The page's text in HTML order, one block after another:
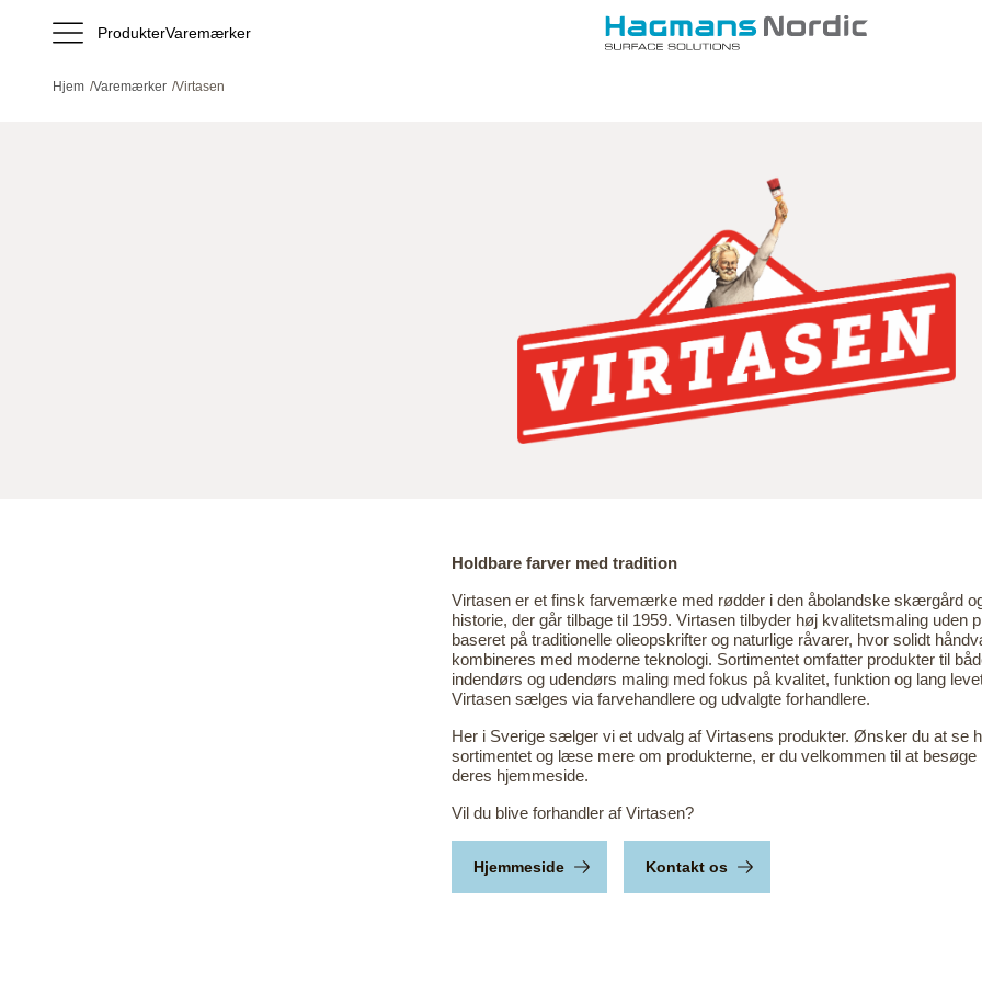
ProdukterVaremærker
Hjem /Varemærker /Virtasen
Holdbare farver med tradition
Virtasen er et finsk farvemærke med rødder i den åbolandske skærgård
historie, der går tilbage til 1959. Virtasen tilbyder høj kvalitetsmaling uden
baseret på traditionelle olieopskrifter og naturlige råvarer, hvor solidt
kombineres med moderne teknologi. Sortimentet omfatter produkter til
indendørs og udendørs maling med fokus på kvalitet, funktion og lang
Virtasen sælges via farvehandlere og udvalgte forhandlere.
Her i Sverige sælger vi et udvalg af Virtasens produkter. Ønsker du at se
sortimentet og læse mere om produkterne, er du velkommen til at besøge
deres hjemmeside.
Vil du blive forhandler af Virtasen?
Hjemmeside Kontakt os